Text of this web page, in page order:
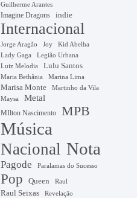
Guilherme Arantes
Imagine Dragons indie
Internacional
Jorge Aragão Joy Kid Abelha
Lady Gaga
Legião Urbana
Luiz Melodia
Lulu Santos
Maria Bethânia Marina Lima
Marisa Monte
Martinho da Vila
Maysa
Metal
MIlton Nascimento MPB
Música
Nacional Nota
Pagode Paralamas do Sucesso
Pop Queen Raul
Raul Seixas Revelação